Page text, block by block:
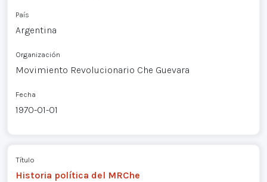
País
Argentina
Organización
Movimiento Revolucionario Che Guevara
Fecha
1970-01-01
Título
Historia política del MRChe